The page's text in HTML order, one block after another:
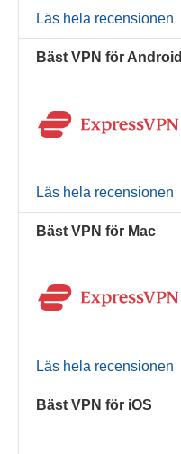
Läs hela recensionen
Bäst VPN för Android
Läs hela recensionen
Bäst VPN för Mac
Läs hela recensionen
Bäst VPN för iOS